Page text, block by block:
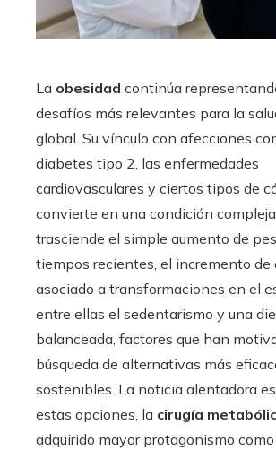
La obesidad continúa
desafíos más relevantes para la
global. Su vínculo con afecciones
diabetes tipo 2, las enfermedades
cardiovasculares y ciertos tipos de
convierte en una condición
trasciende el simple aumento de
tiempos recientes, el incremento de
asociado a transformaciones en el
entre ellas el sedentarismo y una
balanceada, factores que han
búsqueda de alternativas más
sostenibles. La noticia alentadora
estas opciones, la cirugía
adquirido mayor protagonismo